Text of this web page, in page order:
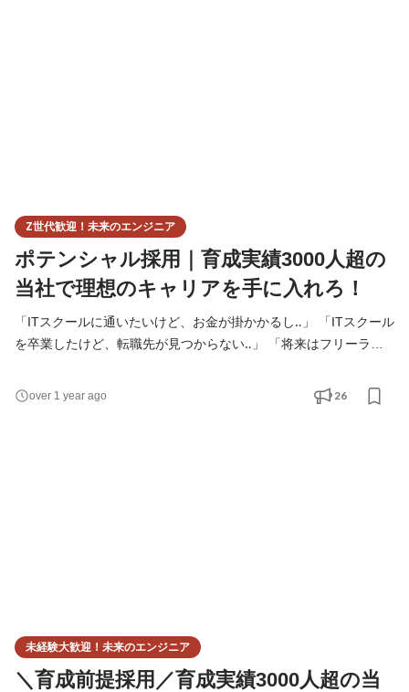
Z世代歓迎！未来のエンジニア
ポテンシャル採用｜育成実績3000人超の
当社で理想のキャリアを手に入れろ！
「ITスクールに通いたいけど、お金が掛かかるし‥」 「ITスクール
を卒業したけど、転職先が見つからない‥」 「将来はフリーラン
リアをスタートさせ、”市場価値”を高めたいあなた！ 『業界随一
の”本質的”教育体制完備カンパニー』であるY&I Groupで、 憧れの
over 1 year ago 26
未経験大歓迎！未来のエンジニア
＼育成前提採用／育成実績3000人超の当